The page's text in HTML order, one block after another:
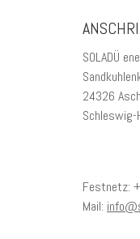
SOLADÜ
24326
Schleswig-
Festnetz:
Mail: